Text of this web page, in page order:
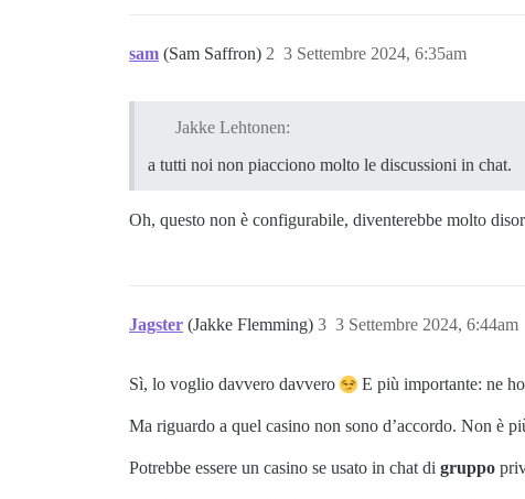
sam (Sam Saffron) 3 Settembre 2024, 6:35am
2
Jakke Lehtonen:
a tutti noi non piacciono molto le discussioni in chat.
Oh, questo non è configurabile, diventerebbe molto
Jagster (Jakke Flemming) 3 Settembre 2024, 6:44am
3
Sì, lo voglio davvero davvero E più importante: ne
Ma riguardo a quel casino non sono d’accordo. Non è
Potrebbe essere un casino se usato in chat di gruppo